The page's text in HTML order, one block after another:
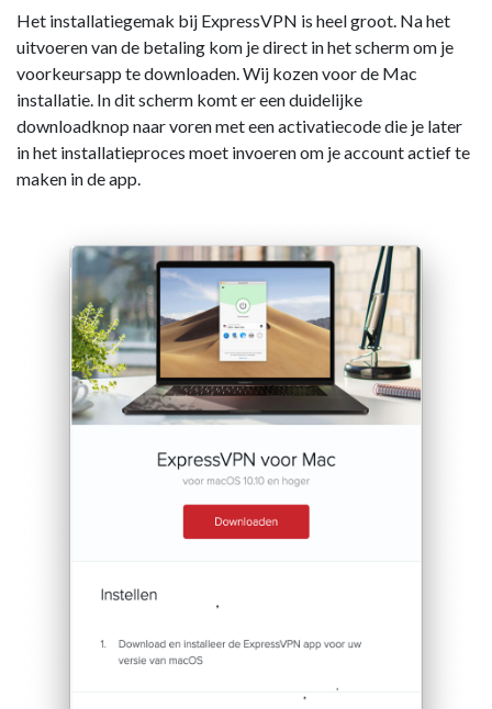
Het installatiegemak bij ExpressVPN is heel groot. Na het
uitvoeren van de betaling kom je direct in het scherm om je
voorkeursapp te downloaden. Wij kozen voor de Mac
installatie. In dit scherm komt er een duidelijke
downloadknop naar voren met een activatiecode die je later
in het installatieproces moet invoeren om je account actief te
maken in de app.